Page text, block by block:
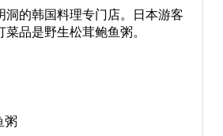
洞的韩国料理专门店。日本游客
品是野生松茸鲍鱼粥。
粥